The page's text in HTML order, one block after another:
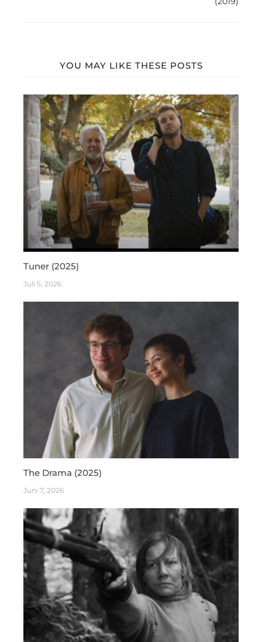
YOU MAY LIKE THESE POSTS
Tuner (2025)
Juli 5, 2026
The Drama (2025)
Juni 7, 2026